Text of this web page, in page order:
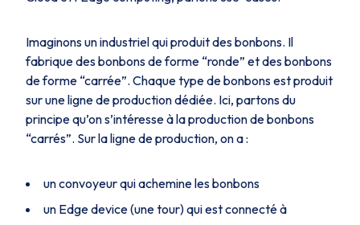
Imaginons un industriel qui produit des bonbons. Il
fabrique des bonbons de forme “ronde” et des bonbons
de forme “carrée”. Chaque type de bonbons est produit
sur une ligne de production dédiée. Ici, partons du
principe qu’on s’intéresse à la production de bonbons
“carrés”. Sur la ligne de production, on a :
un convoyeur qui achemine les bonbons
un Edge device (une tour) qui est connecté à